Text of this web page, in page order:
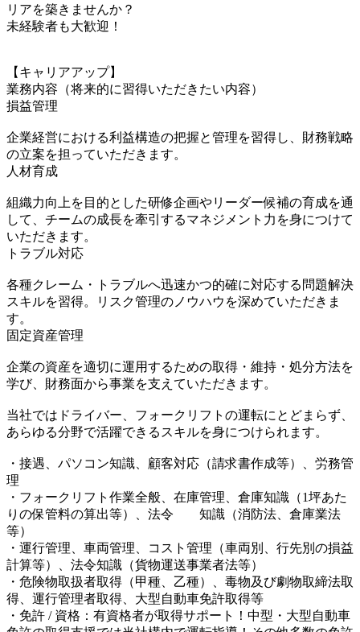
リアを築きませんか？
未経験者も大歓迎！
【キャリアアップ】
業務内容（将来的に習得いただきたい内容）
損益管理
企業経営における利益構造の把握と管理を習得し、財務戦略
の立案を担っていただきます。
人材育成
組織力向上を目的とした研修企画やリーダー候補の育成を通
して、チームの成長を牽引するマネジメント力を身につけて
いただきます。
トラブル対応
各種クレーム・トラブルへ迅速かつ的確に対応する問題解決
スキルを習得。リスク管理のノウハウを深めていただきま
す。
固定資産管理
企業の資産を適切に運用するための取得・維持・処分方法を
学び、財務面から事業を支えていただきます。
当社ではドライバー、フォークリフトの運転にとどまらず、
あらゆる分野で活躍できるスキルを身につけられます。
・接遇、パソコン知識、顧客対応（請求書作成等）、労務管
理
・フォークリフト作業全般、在庫管理、倉庫知識（1坪あた
りの保管料の算出等）、法令 知識（消防法、倉庫業法
等）
・運行管理、車両管理、コスト管理（車両別、行先別の損益
計算等）、法令知識（貨物運送事業者法等）
・危険物取扱者取得（甲種、乙種）、毒物及び劇物取締法取
得、運行管理者取得、大型自動車免許取得等
・免許 / 資格：有資格者が取得サポート！中型・大型自動車